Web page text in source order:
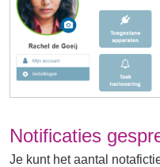
Notificaties
Je kunt het aantal